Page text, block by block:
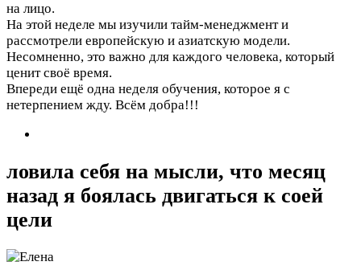
на лицо.
На этой неделе мы изучили тайм-менеджмент и
рассмотрели европейскую и азиатскую модели.
Несомненно, это важно для каждого человека, который
ценит своё время.
Впереди ещё одна неделя обучения, которое я с
нетерпением жду. Всём добра!!!
ловила себя на мысли, что месяц
назад я боялась двигаться к соей
цели